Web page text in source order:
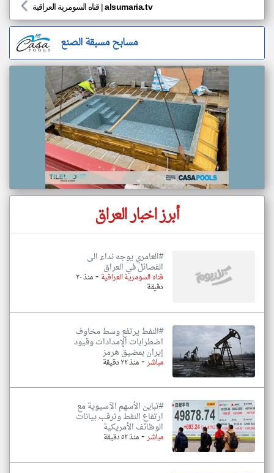
قناه السومرية العراقية |alsumaria.tv
مسابح مسبقة الصنع
أبرز اخبار العراق
#العامري يوجه نداء الى
الفصائل في العراق
قناه السومرية العراقية - منذ ٢٠
دقيقة
#النفط يرتفع وسط مخاوف
اضطرابات الإمدادات وقيود
إيران بمضيق هرمز
مباشر-منذ ٢٢ دقيقة
#تباين الأسهم الآسيوية مع
ارتفاع النفط وترقب بيانات
الوظائف الأمريكية
مباشر-منذ ٥٢ دقيقة